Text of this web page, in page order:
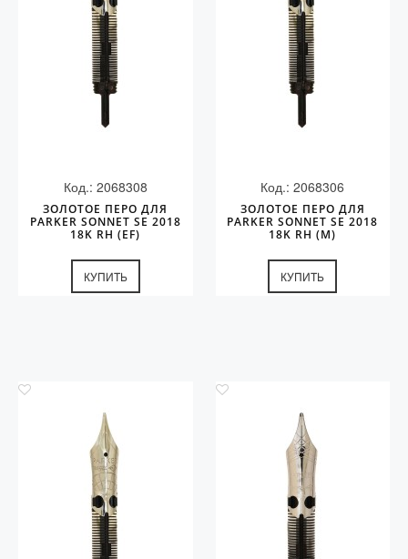
Код.: 2068308
ЗОЛОТОЕ ПЕРО ДЛЯ
PARKER SONNET SE 2018
18K RH (EF)
КУПИТЬ
Код.: 2068306
ЗОЛОТОЕ ПЕРО ДЛЯ
PARKER SONNET SE 2018
18K RH (M)
КУПИТЬ